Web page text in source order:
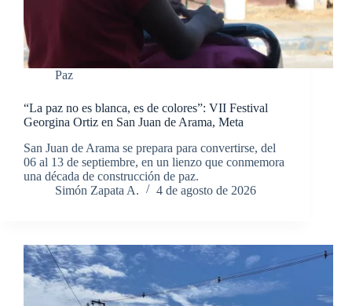
Paz
“La paz no es blanca, es de colores”: VII Festival
Georgina Ortiz en San Juan de Arama, Meta
San Juan de Arama se prepara para convertirse, del
06 al 13 de septiembre, en un lienzo que conmemora
una década de construcción de paz.
Simón Zapata A.
4 de agosto de 2026